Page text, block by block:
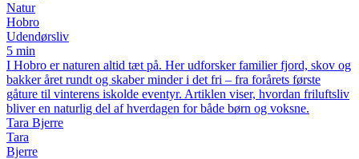
Natur
Hobro
Udendørsliv
5 min
I Hobro er naturen altid tæt på. Her udforsker familier fjord, skov og
bakker året rundt og skaber minder i det fri – fra forårets første
gåture til vinterens iskolde eventyr. Artiklen viser, hvordan friluftsliv
bliver en naturlig del af hverdagen for både børn og voksne.
Tara Bjerre
Tara
Bjerre